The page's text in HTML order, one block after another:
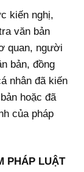
kiến nghị,
văn bản
quan, người
bản, đồng
nhân đã kiến
hoặc đã
của pháp
PHÁP LUẬT